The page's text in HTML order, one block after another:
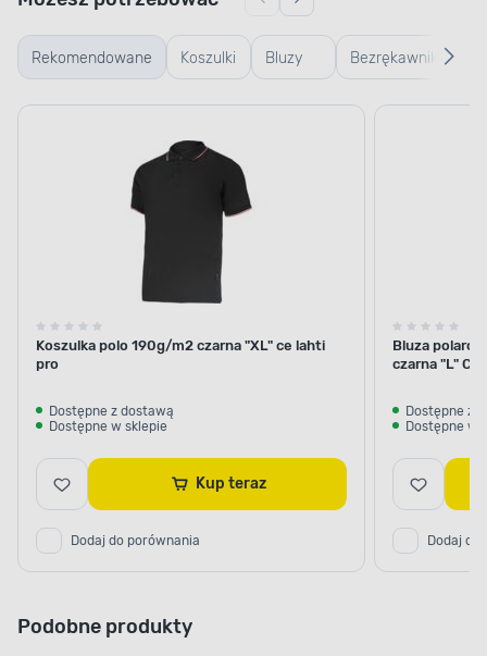
Rekomendowane Koszulki
robocze
Bluzy
robocze
Bezrękawniki
robocze
Koszulka polo 190g/m2 czarna "XL" ce lahti
pro
Dostępne z dostawą
Dostępne w sklepie
Kup teraz
Dodaj do porównania
Bluza
czarna "L" CE
Dostępne z
Dostępne w
Dodaj do
Podobne produkty